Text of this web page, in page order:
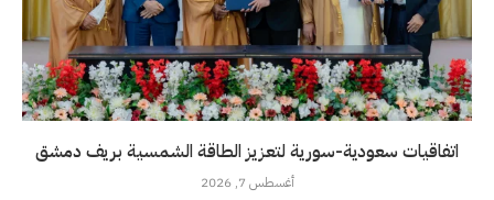
اتفاقيات سعودية-سورية لتعزيز الطاقة الشمسية بريف دمشق
أغسطس 7, 2026